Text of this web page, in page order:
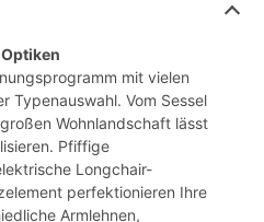
mit vielen
Typenauswahl. Vom Sessel
Wohnlandschaft lässt
Pfiffige
Longchair-
perfektionieren Ihre
Armlehnen,